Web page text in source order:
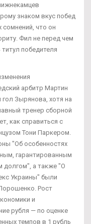
знаком вкус побед
сомнений, что он
Фил не перед чем
победителя
арбитр Мартин
Зырянова, хотя на
тренер сборной
как справиться с
Тони Паркером.
"Об особенностях
гарантированным
долгом", а также "О
Украины" были
Рост
и
рубля — по оценке
темпов в 1 рубль